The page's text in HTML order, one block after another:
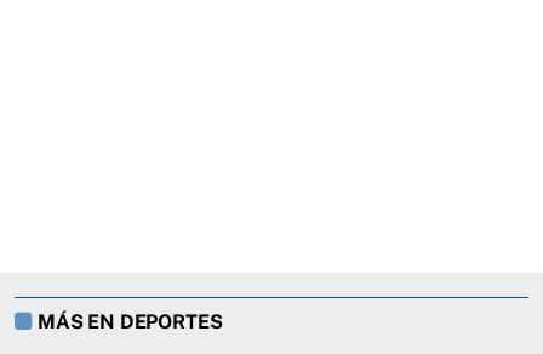
MÁS EN DEPORTES